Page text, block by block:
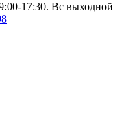
17:30. Вс выходной